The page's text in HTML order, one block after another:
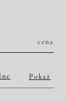
cena
Pokaż